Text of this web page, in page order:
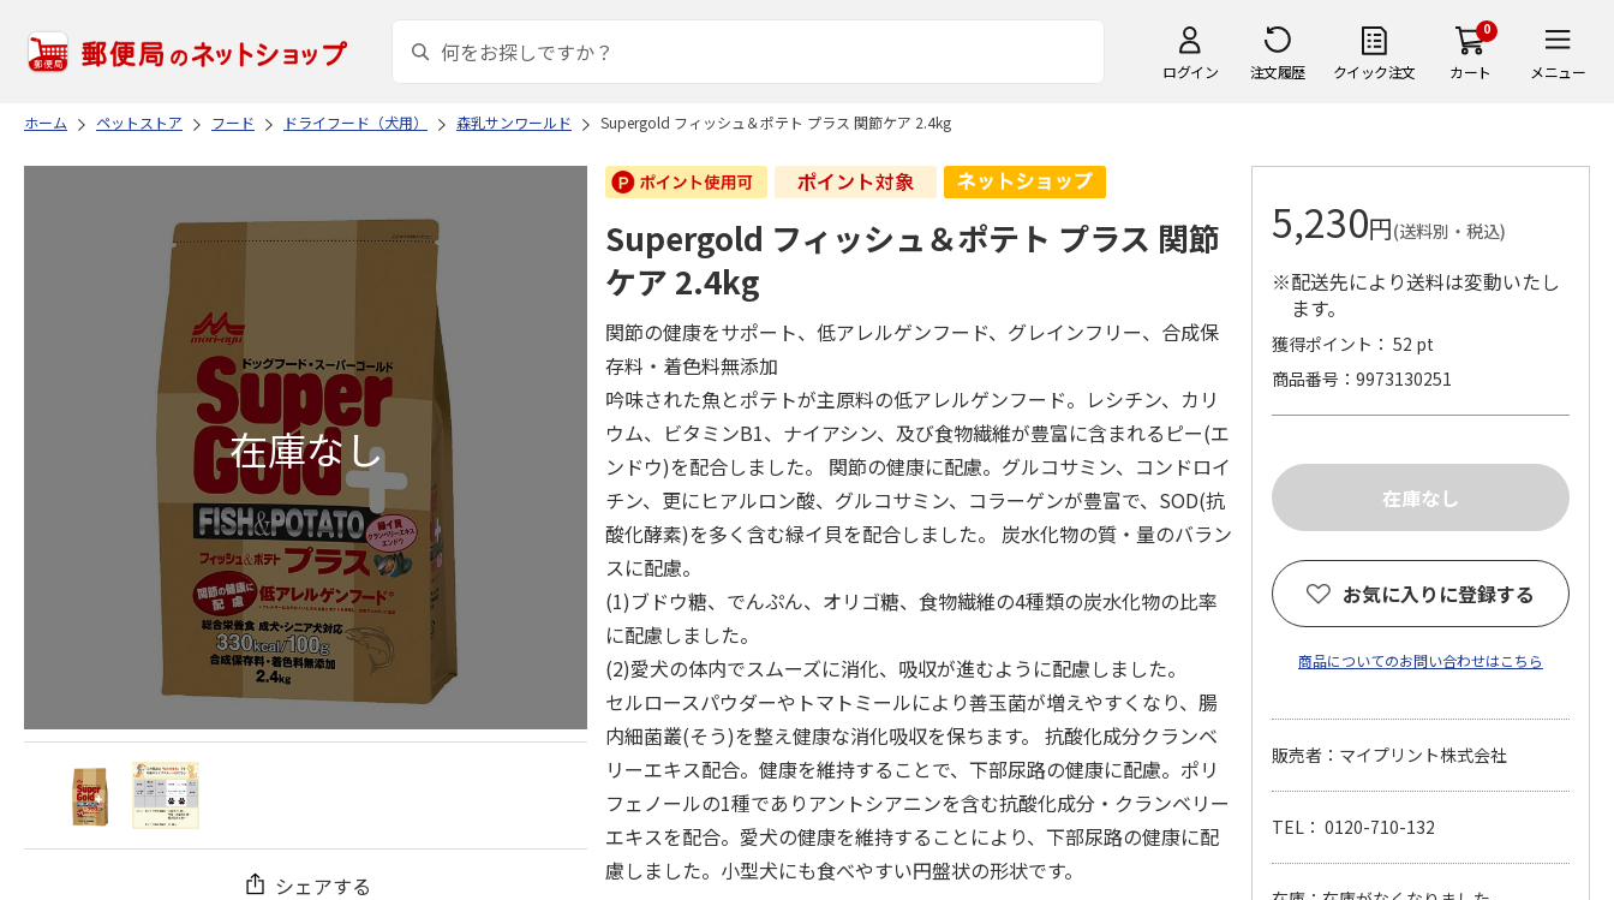
ログイン 注文履歴 クイック注文
0
カート メニュー
ホーム ペットストア フード ドライフード（犬用） 森乳サンワールド Supergold フィッシュ＆ポテト プラス 関節ケア 2.4kg
シェアする
Supergold フィッシュ＆ポテト プラス 関節
ケア 2.4kg
関節の健康をサポート、低アレルゲンフード、グレインフリー、合成保
存料・着色料無添加
吟味された魚とポテトが主原料の低アレルゲンフード。レシチン、カリ
ウム、ビタミンB1、ナイアシン、及び食物繊維が豊富に含まれるピー(エ
ンドウ)を配合しました。 関節の健康に配慮。グルコサミン、コンドロイ
チン、更にヒアルロン酸、グルコサミン、コラーゲンが豊富で、SOD(抗
酸化酵素)を多く含む緑イ貝を配合しました。 炭水化物の質・量のバラン
スに配慮。
(1)ブドウ糖、でんぷん、オリゴ糖、食物繊維の4種類の炭水化物の比率
に配慮しました。
(2)愛犬の体内でスムーズに消化、吸収が進むように配慮しました。
セルロースパウダーやトマトミールにより善玉菌が増えやすくなり、腸
内細菌叢(そう)を整え健康な消化吸収を保ちます。 抗酸化成分クランベ
リーエキス配合。健康を維持することで、下部尿路の健康に配慮。ポリ
フェノールの1種でありアントシアニンを含む抗酸化成分・クランベリー
エキスを配合。愛犬の健康を維持することにより、下部尿路の健康に配
慮しました。小型犬にも食べやすい円盤状の形状です。
5,230円(送料別・税込)
※配送先により送料は変動いたし
ます。
獲得ポイント： 52 pt
商品番号
9973130251
お気に入りに登録する
商品についてのお問い合わせはこちら
販売者：マイプリント株式会社
TEL： 0120-710-132